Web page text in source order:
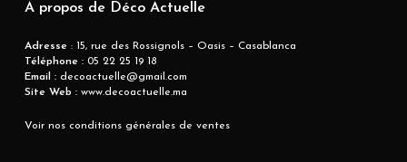
A propos de Déco Actuelle
Adresse : 15, rue des Rossignols – Oasis – Casablanca
Téléphone :05 22 25 19 18
Email :decoactuelle@gmail.com
Site Web :www.decoactuelle.ma
Voir nos conditions générales de ventes